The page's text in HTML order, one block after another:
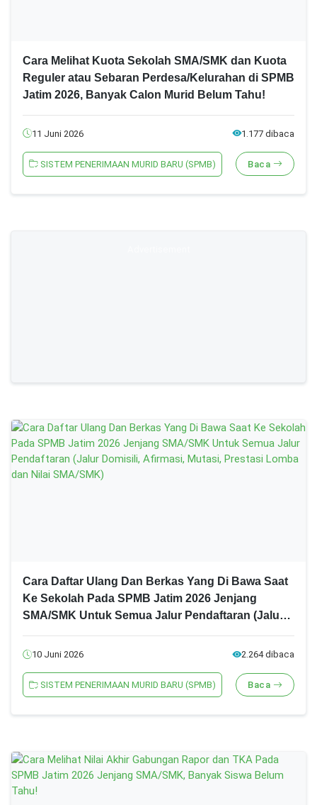
Cara Melihat Kuota Sekolah SMA/SMK dan Kuota
Reguler atau Sebaran Perdesa/Kelurahan di SPMB
Jatim 2026, Banyak Calon Murid Belum Tahu!
11 Juni 2026 1.177 dibaca
SISTEM PENERIMAAN MURID BARU (SPMB) Baca
Cara Daftar Ulang Dan Berkas Yang Di Bawa Saat
Ke Sekolah Pada SPMB Jatim 2026 Jenjang
SMA/SMK Untuk Semua Jalur Pendaftaran (Jalur
Nilai SMA/SMK)
10 Juni 2026 2.264 dibaca
SISTEM PENERIMAAN MURID BARU (SPMB) Baca